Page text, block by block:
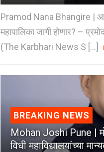
Pramod Nana Bhangire |
महापालिका जागी होणार? –
(The Karbhari News S [...]
BREAKING NEWS
Mohan Joshi Pune |
विधी महाविद्यालयांच्या